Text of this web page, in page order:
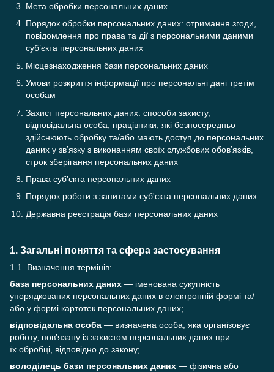
Мета обробки персональних даних
Порядок обробки персональних даних: отримання згоди,
повідомлення про права та дії з персональними даними
суб’єкта персональних даних
Місцезнаходження бази персональних даних
Умови розкриття інформації про персональні дані третім
особам
Захист персональних даних: способи захисту,
відповідальна особа, працівники, які безпосередньо
здійснюють обробку та/або мають доступ до персональних
даних у зв’язку з виконанням своїх службових обов’язків,
строк зберігання персональних даних
Права суб’єкта персональних даних
Порядок роботи з запитами суб'єкта персональних даних
Державна реєстрація бази персональних даних
1. Загальні поняття та сфера застосування
1.1. Визначення термінів:
база персональних даних — іменована сукупність
упорядкованих персональних даних в електронній формі та/
або у формі картотек персональних даних;
відповідальна особа — визначена особа, яка організовує
роботу, пов’язану із захистом персональних даних при
їх обробці, відповідно до закону;
володілець бази персональних даних — фізична або